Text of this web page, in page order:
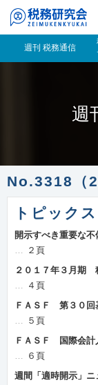
週刊 税務通信
週
No.3318（
トピックス
開示すべき重要な
２頁
２０１７年３月期
４頁
ＦＡＳＦ 第３０回
５頁
ＦＡＳＦ 国際会計
６頁
週間「適時開示」ニ